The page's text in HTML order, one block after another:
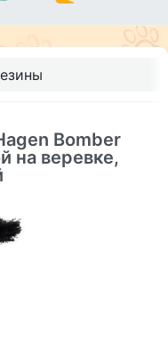
Bomber
на веревке,